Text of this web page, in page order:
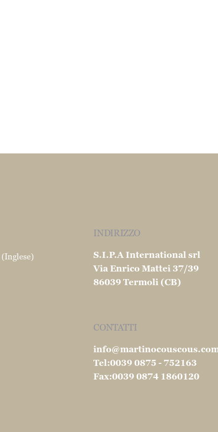
(Inglese)
INDIRIZZO
S.I.P.A International srl
Via Enrico Mattei 37/39
86039 Termoli (CB)
CONTATTI
Tel:0039 0875 - 752163
Fax:0039 0874 1860120